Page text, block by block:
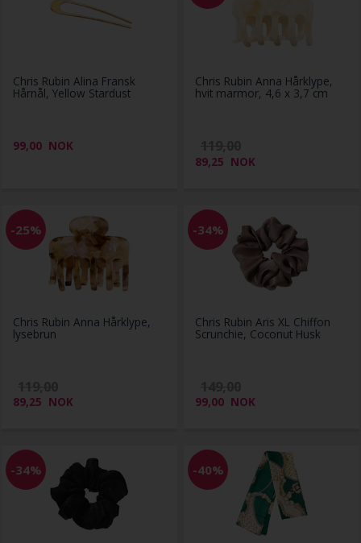
Chris Rubin Alina Fransk
Hårnål, Yellow Stardust
99,00 NOK
Chris Rubin Anna Hårklype,
hvit marmor, 4,6 x 3,7 cm
89,25 NOK
-25%
Chris Rubin Anna Hårklype,
lysebrun
89,25 NOK
-34%
Chris Rubin Aris XL Chiffon
Scrunchie, Coconut Husk
99,00 NOK
-34% -40%